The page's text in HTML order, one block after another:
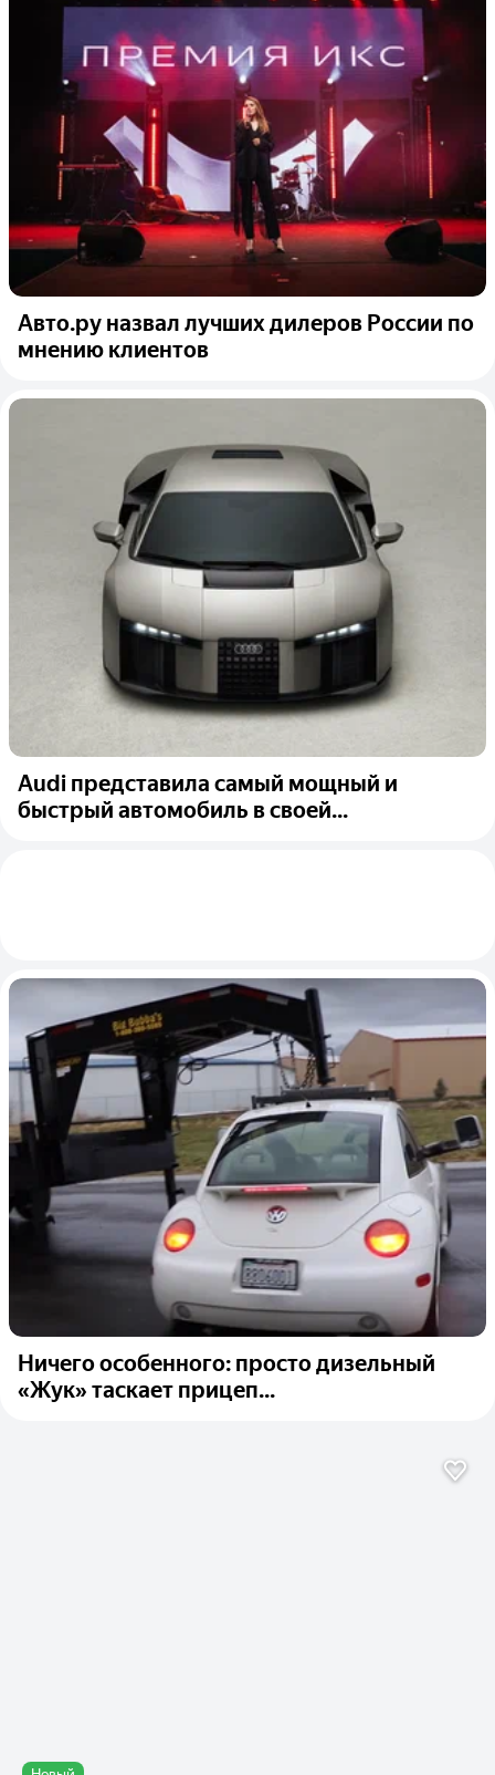
Авто.ру назвал лучших дилеров России по
мнению клиентов
Audi представила самый мощный и
быстрый автомобиль в своей...
Ничего особенного: просто дизельный
«Жук» таскает прицеп...